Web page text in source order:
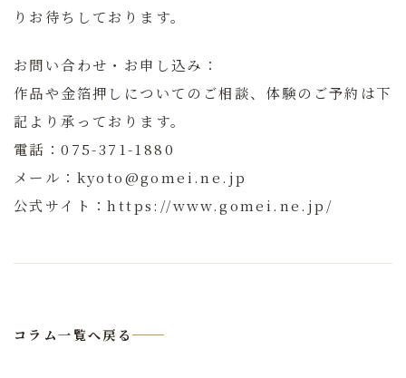
りお待ちしております。
お問い合わせ・お申し込み：
作品や金箔押しについてのご相談、体験のご予約は下
記より承っております。
電話：075-371-1880
メール：kyoto@gomei.ne.jp
公式サイト：https://www.gomei.ne.jp/
コラム一覧へ戻る